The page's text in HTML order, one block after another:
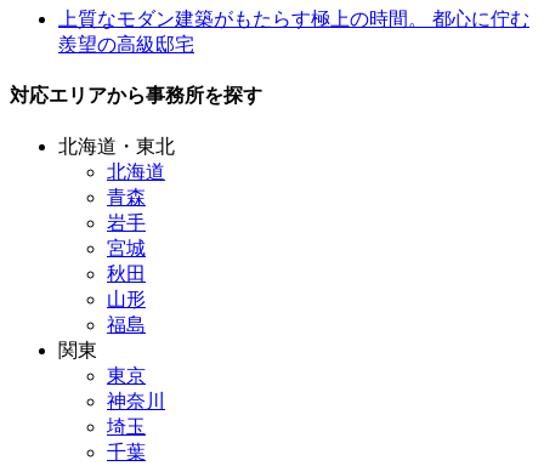
上質なモダン建築がもたらす極上の時間。 都心に佇む
羨望の高級邸宅
対応エリアから事務所を探す
北海道・東北
北海道
青森
岩手
宮城
秋田
山形
福島
関東
東京
神奈川
埼玉
千葉